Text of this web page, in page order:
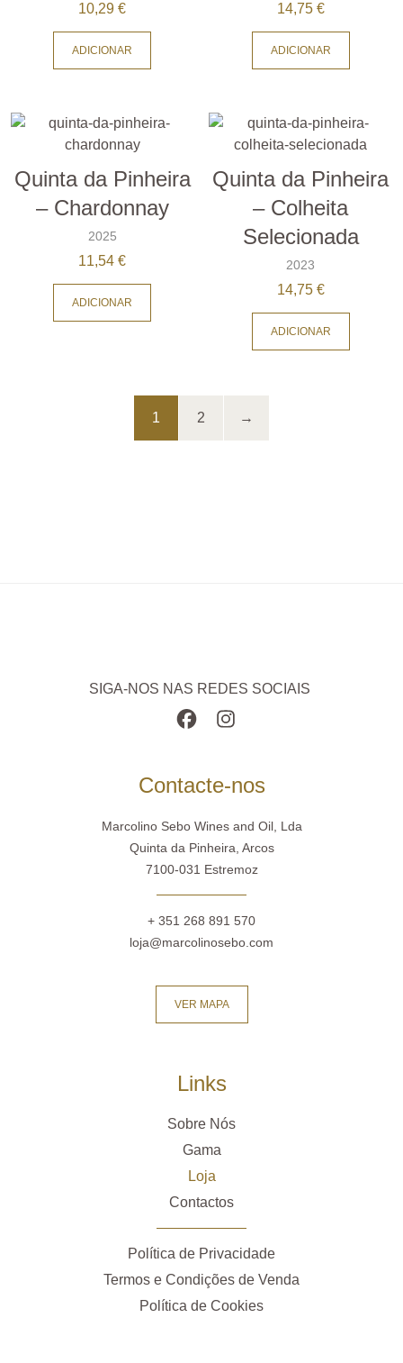
10,29€
ADICIONAR
14,75 €
ADICIONAR
Quinta da Pinheira
– Chardonnay
2025
11,54€
ADICIONAR
Quinta da Pinheira
– Colheita
Selecionada
2023
14,75 €
ADICIONAR
1 2 →
SIGA-NOS NAS REDES SOCIAIS
Contacte-nos
Marcolino Sebo Wines and Oil, Lda
Quinta da Pinheira, Arcos
7100-031 Estremoz
+ 351 268 891 570
loja@marcolinosebo.com
VER MAPA
Links
Sobre Nós
Gama
Loja
Contactos
Política de Privacidade
Termos e Condições de Venda
Política de Cookies